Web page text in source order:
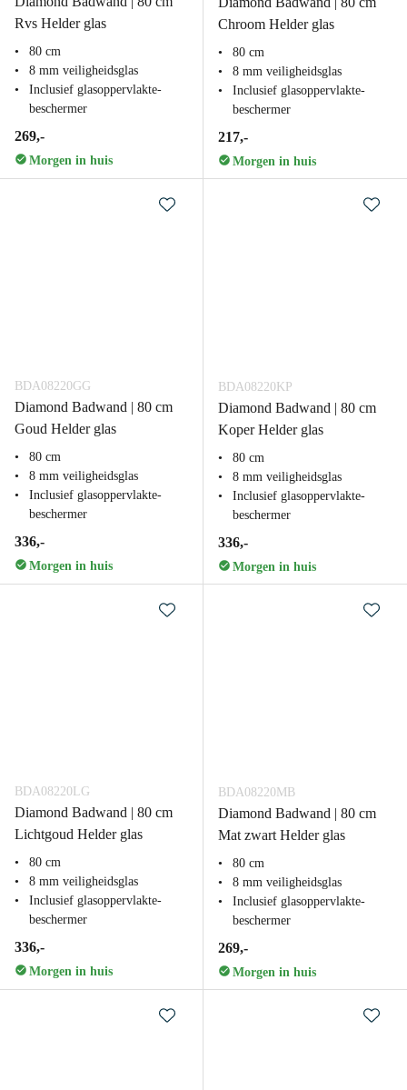
Rvs Helder glas
80 cm
8 mm veiligheidsglas
Inclusief glasoppervlakte-
beschermer
269,-
Morgen in huis
Chroom Helder glas
80 cm
8 mm veiligheidsglas
Inclusief glasoppervlakte-
beschermer
217,-
Morgen in huis
BDA08220GG
Diamond Badwand | 80 cm
Goud Helder glas
80 cm
8 mm veiligheidsglas
Inclusief glasoppervlakte-
beschermer
336,-
Morgen in huis
BDA08220KP
Diamond Badwand | 80 cm
Koper Helder glas
80 cm
8 mm veiligheidsglas
Inclusief glasoppervlakte-
beschermer
336,-
Morgen in huis
BDA08220LG
Diamond Badwand | 80 cm
Lichtgoud Helder glas
80 cm
8 mm veiligheidsglas
Inclusief glasoppervlakte-
beschermer
336,-
Morgen in huis
BDA08220MB
Diamond Badwand | 80 cm
Mat zwart Helder glas
80 cm
8 mm veiligheidsglas
Inclusief glasoppervlakte-
beschermer
269,-
Morgen in huis